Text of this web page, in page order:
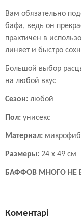
Вам обязательно
бафа, ведь он
практичен в
линяет и быстро
Большой выбор
на любой вкус
Сезон: любой
Пол: унисекс
Материал:
Размеры: 24 х 49 см
БАФФОВ МНОГО НЕ
Коментарі